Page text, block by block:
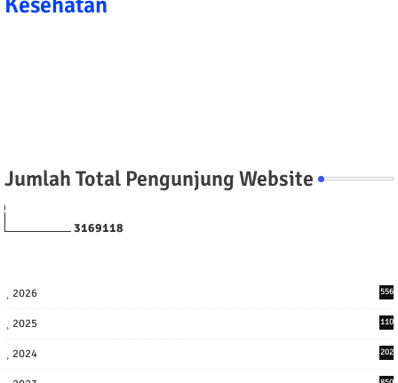
Jumlah Total Pengunjung Website
3169118
2026 556
2025
110
2024
202